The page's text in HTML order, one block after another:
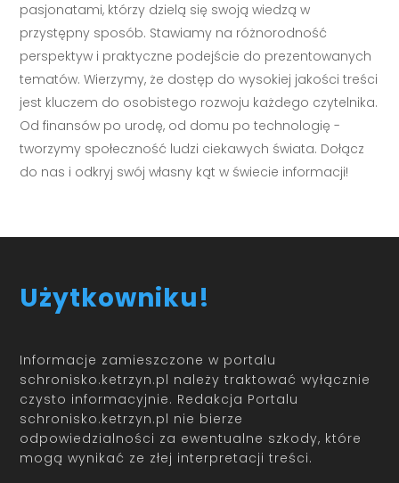
pasjonatami, którzy dzielą się swoją wiedzą w
przystępny sposób. Stawiamy na różnorodność
perspektyw i praktyczne podejście do prezentowanych
tematów. Wierzymy, że dostęp do wysokiej jakości treści
jest kluczem do osobistego rozwoju każdego czytelnika.
Od finansów po urodę, od domu po technologię -
tworzymy społeczność ludzi ciekawych świata. Dołącz
do nas i odkryj swój własny kąt w świecie informacji!
Użytkowniku!
Informacje zamieszczone w portalu
schronisko.ketrzyn.pl należy traktować wyłącznie
czysto informacyjnie. Redakcja Portalu
schronisko.ketrzyn.pl nie bierze
odpowiedzialności za ewentualne szkody, które
mogą wynikać ze złej interpretacji treści.